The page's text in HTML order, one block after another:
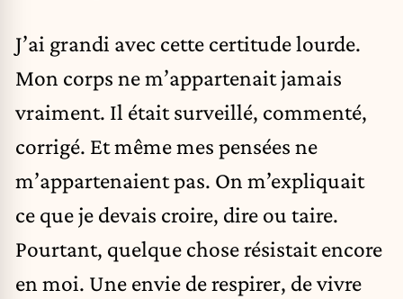
J’ai grandi avec cette certitude lourde.
Mon corps ne m’appartenait jamais
vraiment. Il était surveillé, commenté,
corrigé. Et même mes pensées ne
m’appartenaient pas. On m’expliquait
ce que je devais croire, dire ou taire.
Pourtant, quelque chose résistait encore
en moi. Une envie de respirer, de vivre